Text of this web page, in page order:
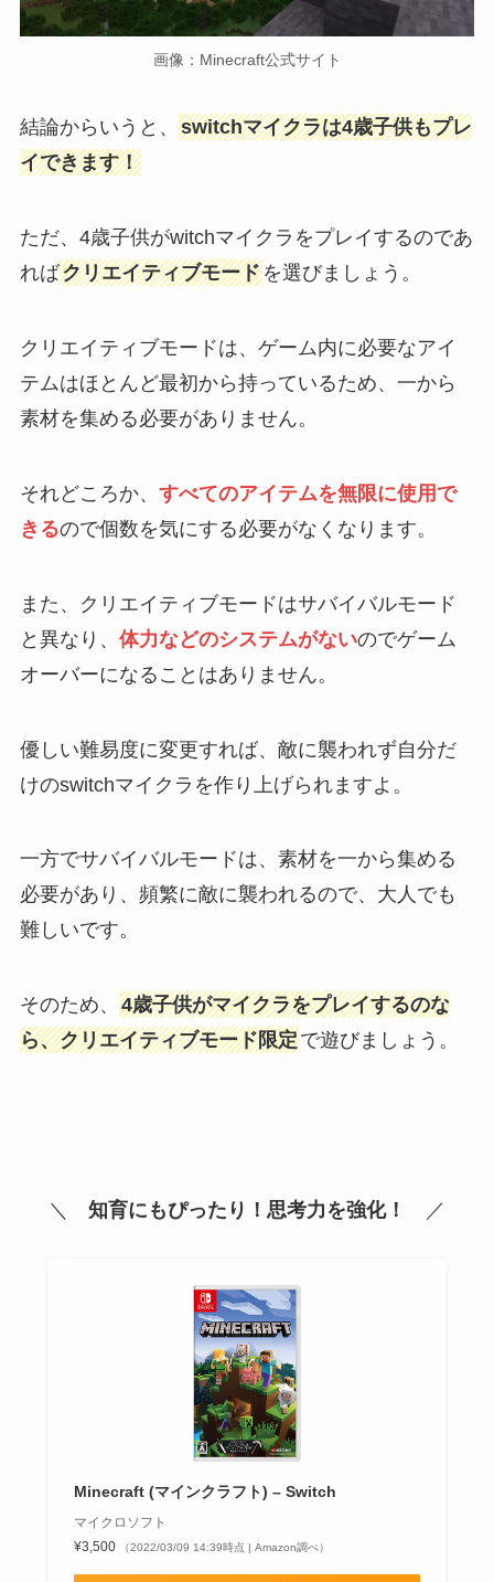
画像：Minecraft公式サイト
結論からいうと、 switchマイクラは4歳子供もプレ
イできます！
ただ、4歳子供がwitchマイクラをプレイするのであ
ればクリエイティブモードを選びましょう。
クリエイティブモードは、ゲーム内に必要なアイ
テムはほとんど最初から持っているため、一から
素材を集める必要がありません。
それどころか、 すべてのアイテムを無限に使用で
きるので個数を気にする必要がなくなります。
また、クリエイティブモードはサバイバルモード
と異なり、 体力などのシステムがないのでゲーム
オーバーになることはありません。
優しい難易度に変更すれば、敵に襲われず自分だ
けのswitchマイクラを作り上げられますよ。
一方でサバイバルモードは、素材を一から集める
必要があり、頻繁に敵に襲われるので、大人でも
難しいです。
そのため、 4歳子供がマイクラをプレイするのな
ら、クリエイティブモード限定で遊びましょう。
＼ 知育にもぴったり！思考力を強化！ ／
Minecraft (マインクラフト) – Switch
マイクロソフト
¥3,500
（2022/03/09 14:39時点 | Amazon調べ）